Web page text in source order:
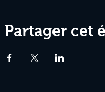
Partager cet